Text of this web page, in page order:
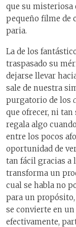
que su misteriosa
pequeño filme de
paria.
La de los
traspasado su
dejarse llevar
sale de nuestra
purgatorio de los
que ofrecer, ni tan
regala algo
entre los pocos
oportunidad de
tan fácil gracias a
transforma un
cual se habla no
para un propósito,
se convierte en
efectivamente,